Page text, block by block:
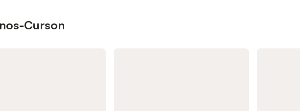
Curson